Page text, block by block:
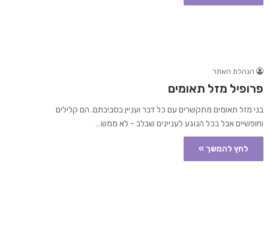
הנהלת האתר
פרופיל מזל תאומים
בני מזל תאומים מתקשרים עם כל דבר ועניין בסביבתם. הם קלילים
וחופשיים אבל בכל הנוגע לעניינים שבלב - לא ממש…
לחץ להמשך »